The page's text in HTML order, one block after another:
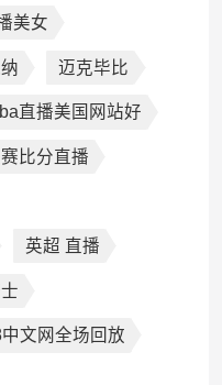
美女
迈克毕比
直播美国网站好
比分直播
英超 直播
文网全场回放